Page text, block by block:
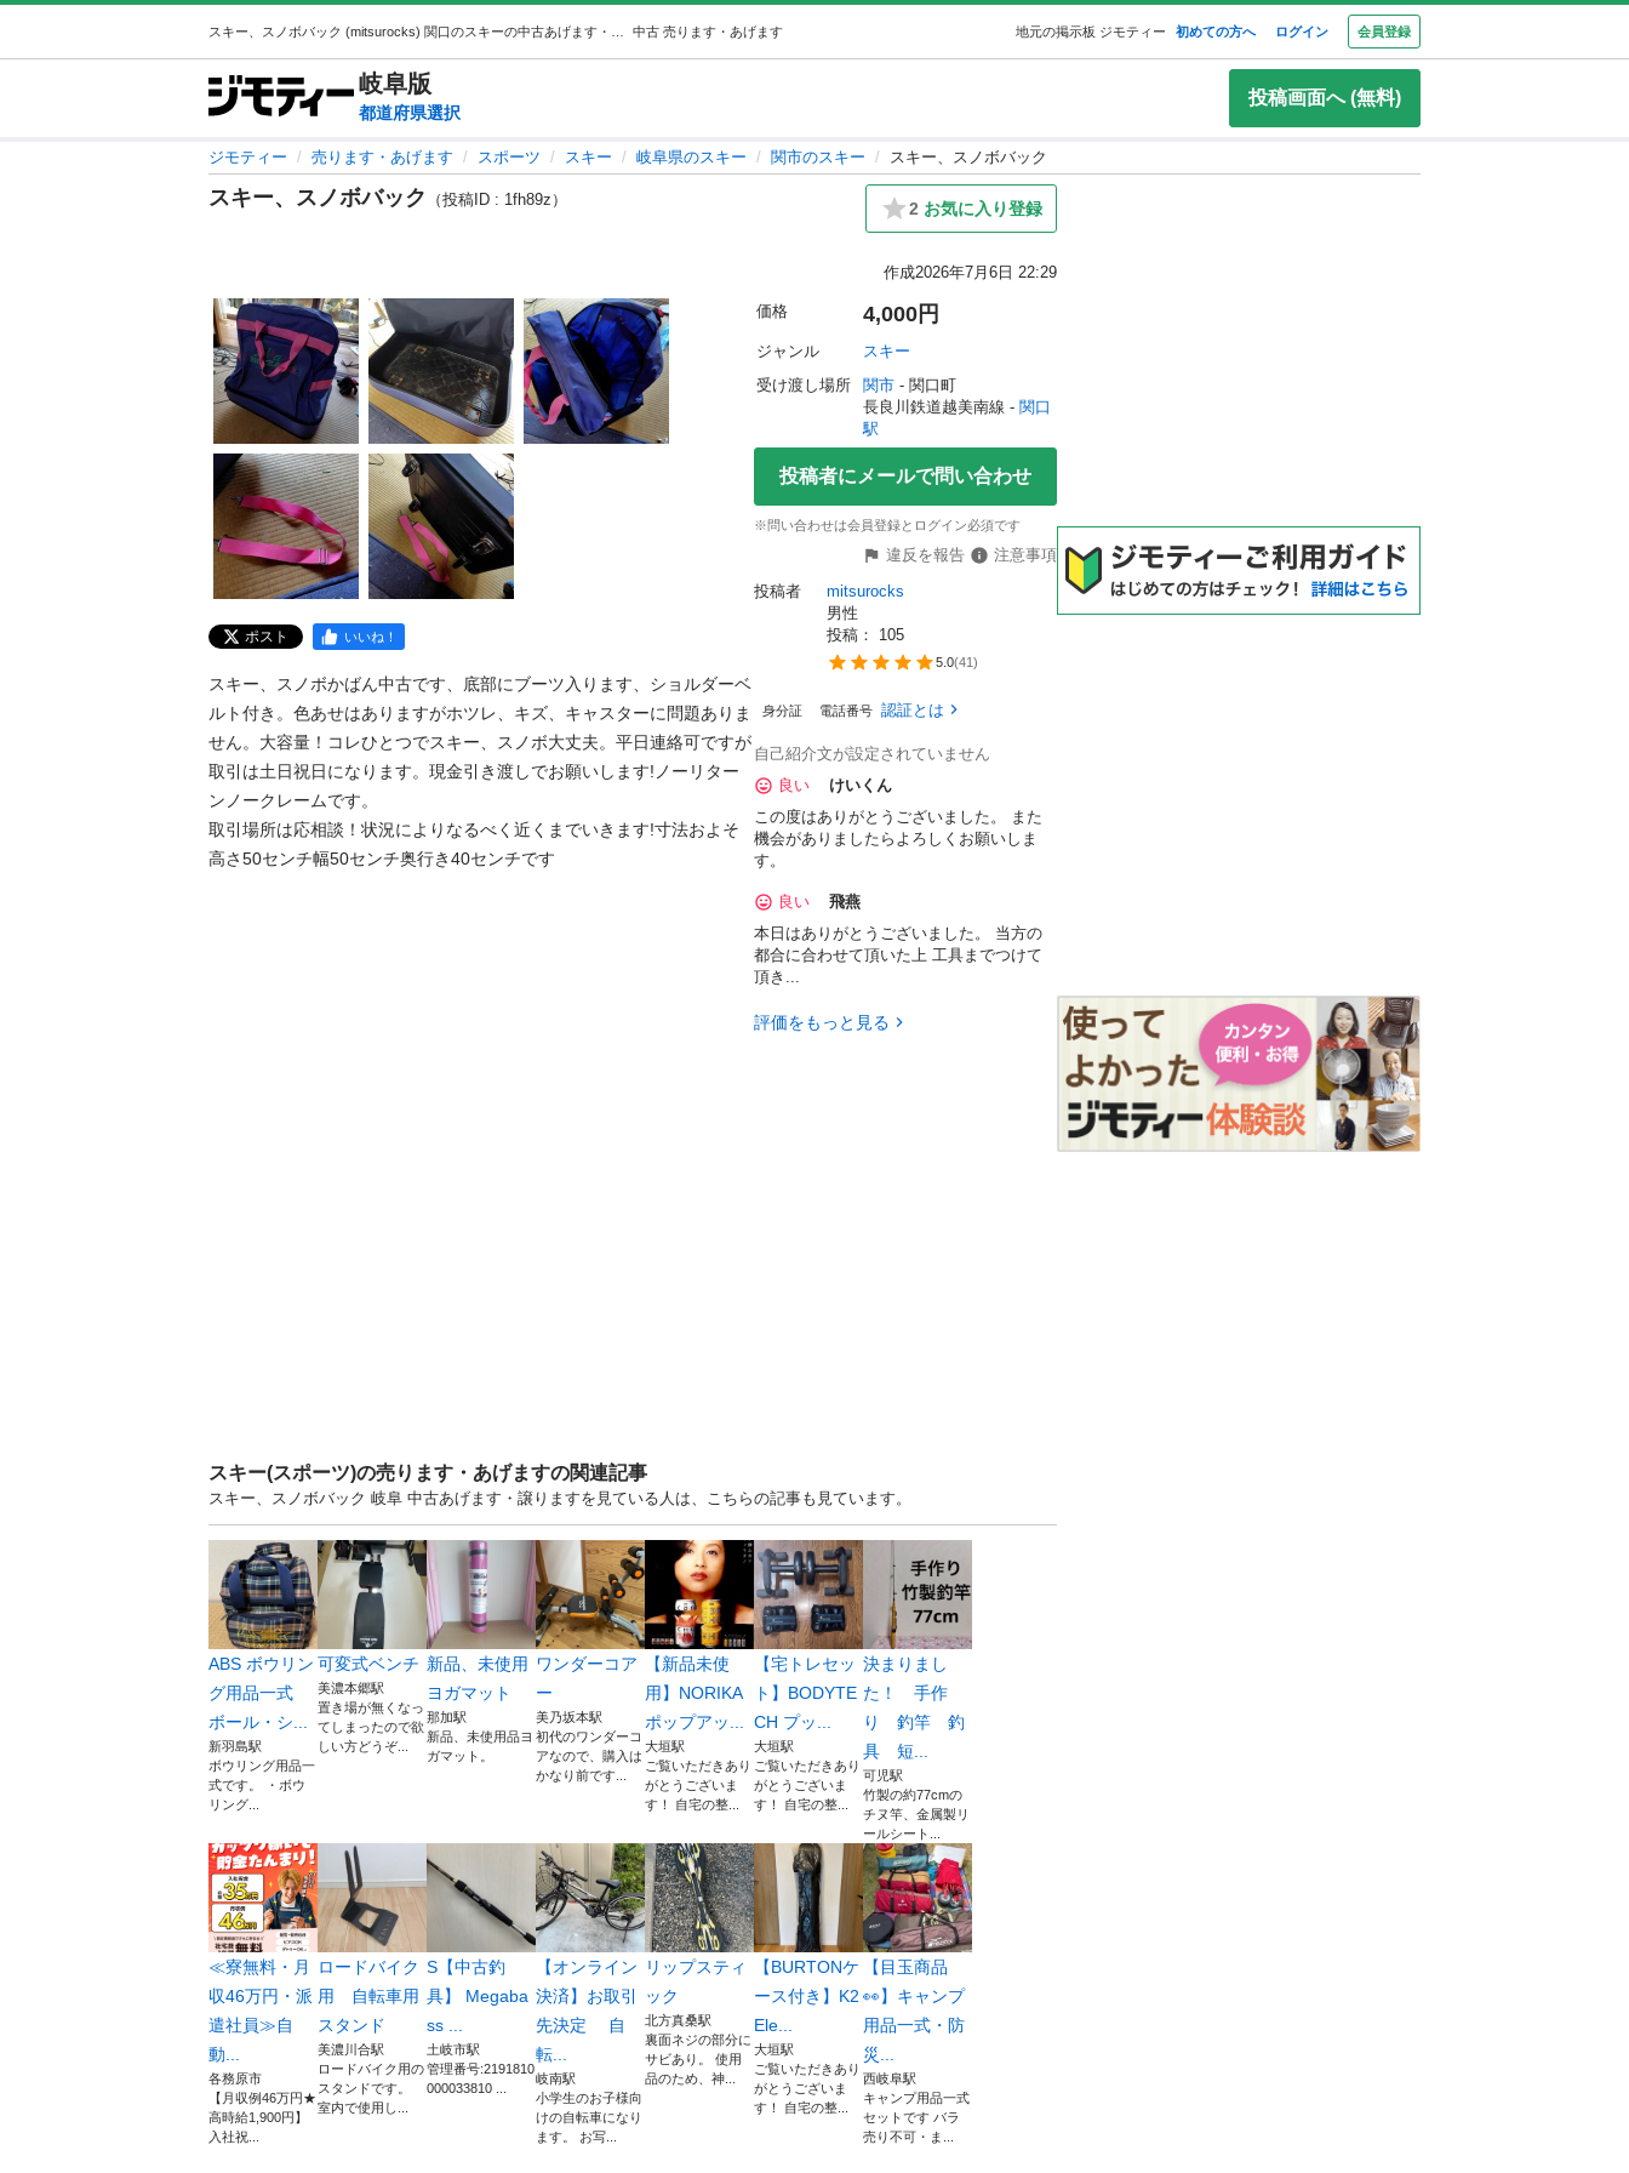
中古 売ります・あげます 地元の掲示板 ジモティー 初めての方へ ログイン 会員登録
岐阜版
都道府県選択
投稿画面へ (無料)
ジモティー 売ります・あげます スポーツ スキー 岐阜県のスキー 関市のスキー スキー、スノボバック
スキー、スノボバック （投稿ID : 1fh89z） 2 お気に入り登録
作成2026年7月6日 22:29
ポスト いいね！
スキー、スノボかばん中古です、底部にブーツ入ります、ショルダーベ
ルト付き。色あせはありますがホツレ、キズ、キャスターに問題ありま
せん。大容量！コレひとつでスキー、スノボ大丈夫。平日連絡可ですが
取引は土日祝日になります。現金引き渡しでお願いします!ノーリター
ンノークレームです。
取引場所は応相談！状況によりなるべく近くまでいきます!寸法およそ
高さ50センチ幅50センチ奥行き40センチです
価格 4,000円
ジャンル
スキー
受け渡し場所
関市 - 関口町
長良川鉄道越美南線 - 関口
駅
投稿者にメールで問い合わせ
※問い合わせは会員登録とログイン必須です
違反を報告
注意事項
投稿者
mitsurocks
男性
投稿： 105
5.0(41)
身分証 電話番号 認証とは
自己紹介文が設定されていません
良い
けいくん
この度はありがとうございました。 また
機会がありましたらよろしくお願いしま
す。
良い
飛燕
本日はありがとうございました。 当方の
都合に合わせて頂いた上 工具までつけて
頂き...
評価をもっと見る
スキー(スポーツ)の売ります・あげますの関連記事
スキー、スノボバック 岐阜 中古あげます・譲りますを見ている人は、こちらの記事も見ています。
ABS ボウリン
グ用品一式
ボール・シ...
新羽島駅
ボウリング用品一
式です。 ・ボウ
リング...
可変式ベンチ
美濃本郷駅
置き場が無くなっ
てしまったので欲
しい方どうぞ...
新品、未使用
ヨガマット
那加駅
新品、未使用品ヨ
ガマット。
ワンダーコア
ー
美乃坂本駅
初代のワンダーコ
アなので、購入は
かなり前です...
【新品未使
用】NORIKA
ポップアッ...
大垣駅
ご覧いただきあり
がとうございま
す！ 自宅の整...
【宅トレセッ
ト】BODYTE
CH プッ...
大垣駅
ご覧いただきあり
がとうございま
す！ 自宅の整...
決まりまし
た！ 手作
り 釣竿 釣
具 短...
可児駅
竹製の約77cmの
チヌ竿、金属製リ
ールシート...
≪寮無料・月
収46万円・派
遣社員≫自
動...
各務原市
【月収例46万円★
高時給1,900円】
入社祝...
ロードバイク
用 自転車用
スタンド
美濃川合駅
ロードバイク用の
スタンドです。
室内で使用し...
S【中古釣
具】 Megaba
ss ...
土岐市駅
管理番号:2191810
000033810 ...
【オンライン
決済】お取引
先決定 自
転...
岐南駅
小学生のお子様向
けの自転車になり
ます。 お写...
リップスティ
ック
北方真桑駅
裏面ネジの部分に
サビあり。 使用
品のため、神...
【BURTONケ
ース付き】K2
Ele...
大垣駅
ご覧いただきあり
がとうございま
す！ 自宅の整...
【目玉商品
👀】キャンプ
用品一式・防
災...
西岐阜駅
キャンプ用品一式
セットです バラ
売り不可・ま...